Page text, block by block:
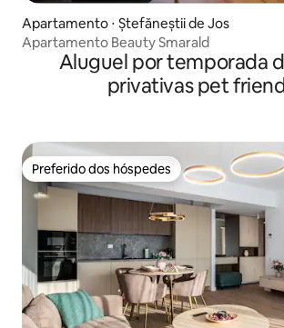
Apartamento ⋅ Ștefăneștii de Jos
Apartamento Beauty Smarald
Aluguel por temporada
privativas pet
Preferido dos hóspedes
Preferido dos hóspedes